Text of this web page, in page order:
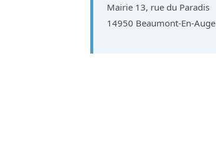
Mairie 13, rue du Paradis
14950 Beaumont-En-Auge